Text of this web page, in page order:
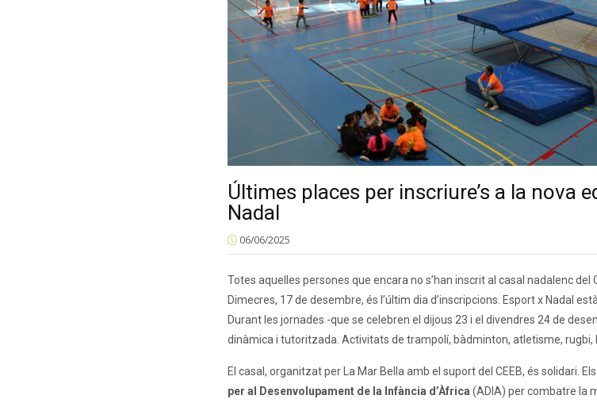
Últimes places per inscriure’s a la nova
Nadal
06/06/2025
Totes aquelles persones que encara no s’han inscrit al casal nadalenc del
Dimecres, 17 de desembre, és l’últim dia d’inscripcions. Esport x Nadal
Durant les jornades -que se celebren el dijous 23 i el divendres 24 de
dinàmica i tutoritzada. Activitats de trampolí, bàdminton, atletisme, rugbi,
El casal, organitzat per La Mar Bella amb el suport del CEEB, és solidari.
per al Desenvolupament de la Infància d’Àfrica (ADIA) per combatre la